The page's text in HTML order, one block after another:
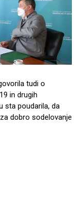
tudi o
in drugih
sta poudarila, da
dobro sodelovanje